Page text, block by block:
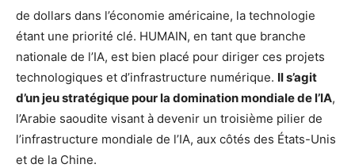
de dollars dans l’économie américaine, la technologie
étant une priorité clé. HUMAIN, en tant que branche
nationale de l’IA, est bien placé pour diriger ces projets
technologiques et d’infrastructure numérique. Il s’agit
d’un jeu stratégique pour la domination mondiale de l’IA,
l’Arabie saoudite visant à devenir un troisième pilier de
l’infrastructure mondiale de l’IA, aux côtés des États-Unis
et de la Chine.